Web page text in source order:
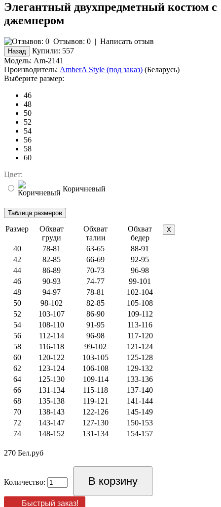
Элегантный двухпредметный костюм c
джемпером
Отзывов: 0 | Написать отзыв
Купили: 557
Модель: Am-2141
Производитель: AmberA Style (под заказ) (Беларусь)
Выберите размер:
46
48
50
52
54
56
58
60
Цвет:
Коричневый
Размер
Обхват
груди
Обхват
талии
Обхват
бедер
X
40 78-81 63-65
88-91
42
82-85 66-69
92-95
44
86-89 70-73
96-98
46
90-93 74-77
99-101
48
94-97 78-81
102-104
50
98-102 82-85
105-108
52
103-107 86-90
109-112
54
108-110 91-95
113-116
56
112-114 96-98
117-120
58
116-118 99-102
121-124
60
120-122 103-105
125-128
62
123-124 106-108
129-132
64
125-130 109-114
133-136
66
131-134 115-118
137-140
68
135-138 119-121
141-144
70
138-143 122-126
145-149
72
143-147 127-130
150-153
74
148-152 131-134 154-157
270 Бел.руб
Количество:
Быстрый заказ!